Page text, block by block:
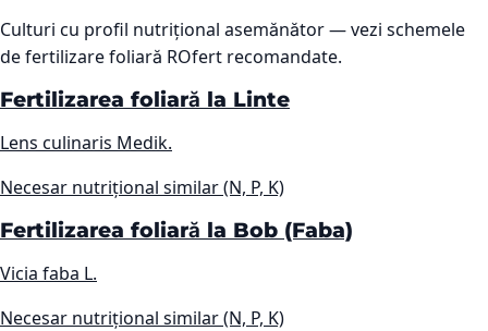
Culturi cu profil nutrițional asemănător — vezi schemele
de fertilizare foliară ROfert recomandate.
Fertilizarea foliară la Linte
Lens culinaris Medik.
Necesar nutrițional similar (N, P, K)
Fertilizarea foliară la Bob (Faba)
Vicia faba L.
Necesar nutrițional similar (N, P, K)